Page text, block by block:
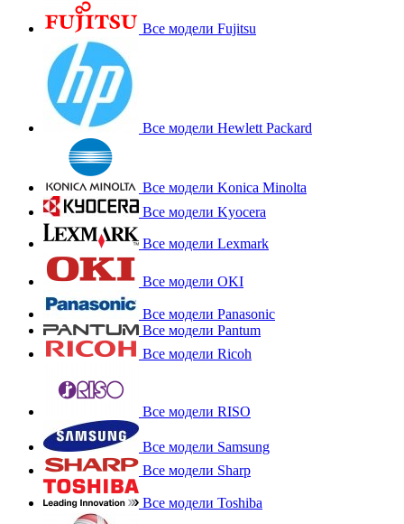
Все модели Fujitsu
Все модели Hewlett Packard
Все модели Konica Minolta
Все модели Kyocera
Все модели Lexmark
Все модели OKI
Все модели Panasonic
Все модели Pantum
Все модели Ricoh
Все модели RISO
Все модели Samsung
Все модели Sharp
Все модели Toshiba